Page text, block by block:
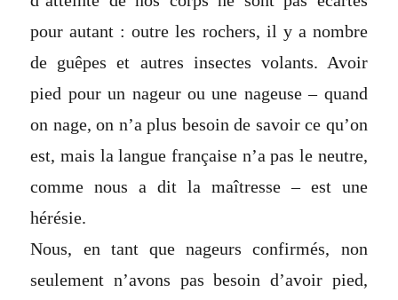
pour autant : outre les rochers, il y a nombre
de guêpes et autres insectes volants. Avoir
pied pour un nageur ou une nageuse – quand
on nage, on n’a plus besoin de savoir ce qu’on
est, mais la langue française n’a pas le neutre,
comme nous a dit la maîtresse – est une
hérésie.
Nous, en tant que nageurs confirmés, non
seulement n’avons pas besoin d’avoir pied,